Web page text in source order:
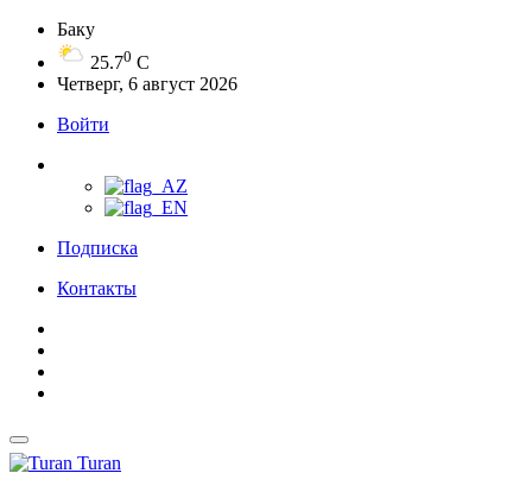
Баку
25.70 C
Четверг, 6 август 2026
Войти
Подписка
Контакты
Turan